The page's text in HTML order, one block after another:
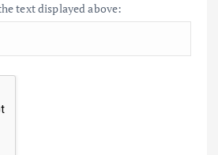
text displayed above: